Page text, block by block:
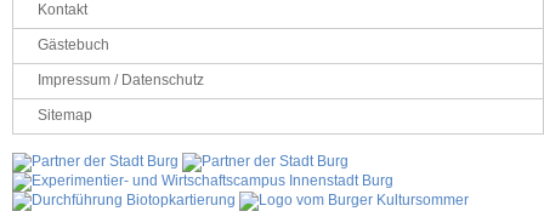
Kontakt
Gästebuch
Impressum / Datenschutz
Sitemap